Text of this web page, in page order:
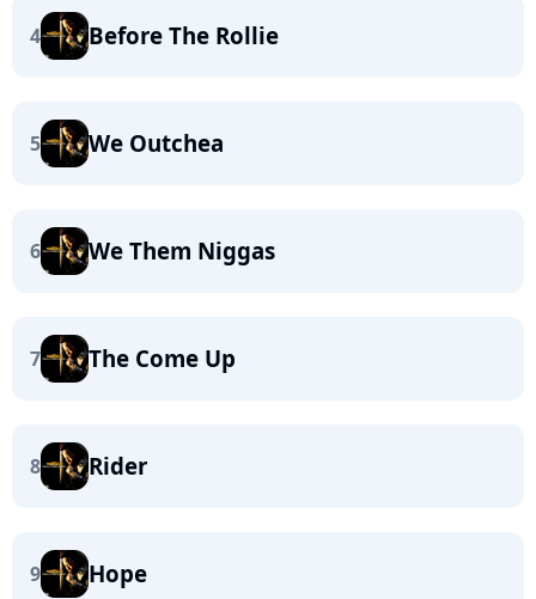
4 Before The Rollie
5 We Outchea
6 We Them Niggas
7 The Come Up
8 Rider
9 Hope